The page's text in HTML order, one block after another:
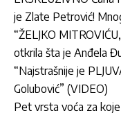
je Zlate Petrović!
“ŽELJKO
otkrila šta je Anđela
“Najstrašnije je
Golubović” (VIDEO)
Pet vrsta voća za